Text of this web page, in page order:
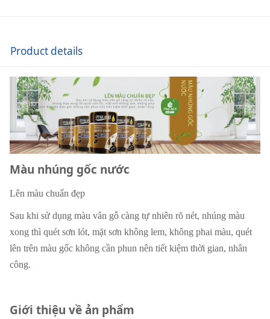
Product details
Màu nhúng gốc nước
Lên màu chuẩn đẹp
Sau khi sử dụng màu vân gỗ càng tự nhiên rõ nét, nhúng màu
xong thì quét sơn lót, mặt sơn không lem, không phai màu, quét
lên trên màu gốc không cần phun nên tiết kiệm thời gian, nhân
công.
Giới thiệu về ản phẩm